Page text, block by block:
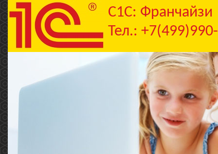
C1С: Франчайзи
Тел.: